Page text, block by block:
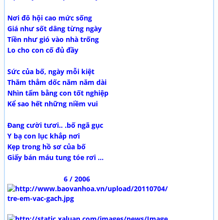
Nơi đô hội cao mức sống
Giá như sốt dâng từng ngày
Tiền như gió vào nhà trống
Lo cho con cố đủ đầy
Sức của bố, ngày mỗi kiệt
Thăm thẳm dốc năm năm dài
Nhìn tấm bằng con tốt nghiệp
Kể sao hết những niềm vui
Đang cười tươi.. .bố ngã gục
Y bạ con lục khắp nơi
Kẹp trong hồ sơ của bố
Giấy bán máu tung tóe rơi …
6 / 2006